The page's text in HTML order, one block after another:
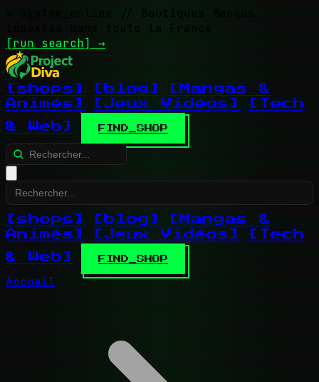
// Boutiques Mangas
indexées dans toute la France
[run search] →
[shops] [blog]
[Mangas &
Animés]
[Jeux Vidéos]
[Tech
& Web]
FIND_SHOP
[shops] [blog]
[Mangas &
Animés]
[Jeux Vidéos]
[Tech
& Web]
FIND_SHOP
Accueil